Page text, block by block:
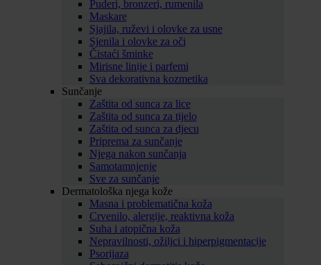
Puderi, bronzeri, rumenila
Maskare
Sjajila, ruževi i olovke za usne
Sjenila i olovke za oči
Čistaći šminke
Mirisne linije i parfemi
Sva dekorativna kozmetika
Sunčanje
Zaštita od sunca za lice
Zaštita od sunca za tijelo
Zaštita od sunca za djecu
Priprema za sunčanje
Njega nakon sunčanja
Samotamnjenje
Sve za sunčanje
Dermatološka njega kože
Masna i problematična koža
Crvenilo, alergije, reaktivna koža
Suha i atopična koža
Nepravilnosti, ožiljci i hiperpigmentacije
Psorijaza